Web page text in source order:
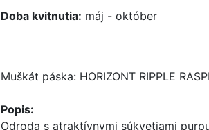
Doba kvitnutia: máj - október
Muškát páska: HORIZONT RIPPLE
Popis:
Odroda s atraktívnymi súkvetiami